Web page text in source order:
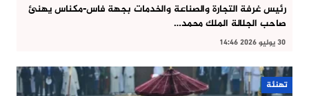
رئيس غرفة التجارة والصناعة والخدمات بجهة فاس-مكناس يهنئ
صاحب الجلالة الملك محمد…
30 يوليو 2026 14:46
تهنئة